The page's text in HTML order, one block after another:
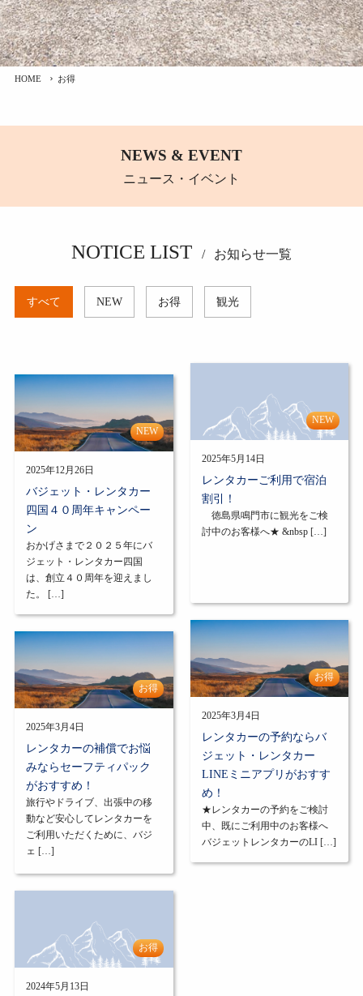
HOME お得
NEWS & EVENT
ニュース・イベント
NOTICE LIST お知らせ一覧
すべて NEW お得 観光
NEW
2025年12月26日
バジェット・レンタカー
四国４０周年キャンペー
ン
おかげさまで２０２５年にバ
ジェット・レンタカー四国
は、創立４０周年を迎えまし
た。 […]
NEW
2025年5月14日
レンタカーご利用で宿泊
割引！
徳島県鳴門市に観光をご検
討中のお客様へ★ &nbsp […]
お得
2025年3月4日
レンタカーの補償でお悩
みならセーフティパック
がおすすめ！
旅行やドライブ、出張中の移
動など安心してレンタカーを
ご利用いただくために、バジ
ェ […]
お得
2025年3月4日
レンタカーの予約ならバ
ジェット・レンタカー
LINEミニアプリがおすす
め！
★レンタカーの予約をご検討
中、既にご利用中のお客様へ
バジェットレンタカーのLI […]
お得
2024年5月13日